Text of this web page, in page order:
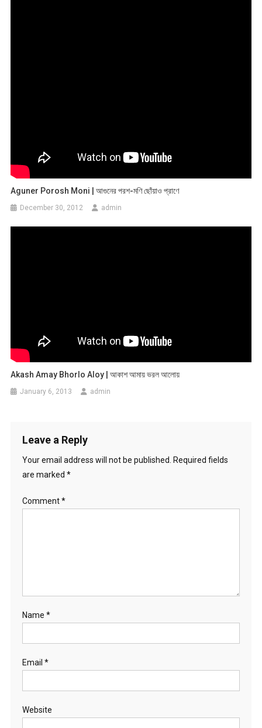
Aguner Porosh Moni | আগুনের পরশ-মণি ছোঁয়াও প্রাণে
December 30, 2012 admin
Akash Amay Bhorlo Aloy | আকাশ আমায় ভরল আলোয়
January 6, 2013 admin
Leave a Reply
Your email address will not be published. Required fields
are marked *
Comment*
Name *
Email *
Website